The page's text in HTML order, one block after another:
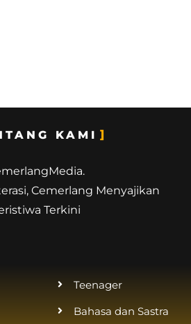
KAMI
Cemerlang Menyajikan
Terkini
Teenager
Bahasa dan Sastra